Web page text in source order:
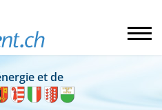
et de